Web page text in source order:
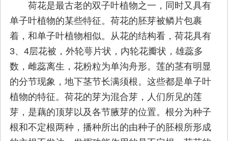
荷花是最古老的双子叶植物之一，同时又具有
单子叶植物的某些特征。荷花的胚芽被鳞片包裹
着，和单子叶植物相似。从花的结构看，荷花具有
3、4层花被，外轮萼片状，内轮花瓣状，雄蕊多
数，雌蕊离生，花粉粒为单沟舟形。莲的茎有明显
的分节现象，地下茎节长满须根。这些都是单子叶
植物的特征。荷花的芽为混合芽，人们所见的莲
芽，是藕的顶芽以及各节腋芽的位置。根分为种子
根和不定根两种，播种所出的由种子的胚根所形成